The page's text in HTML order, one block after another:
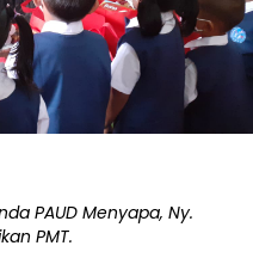
PAUD Menyapa, Ny.
PMT.